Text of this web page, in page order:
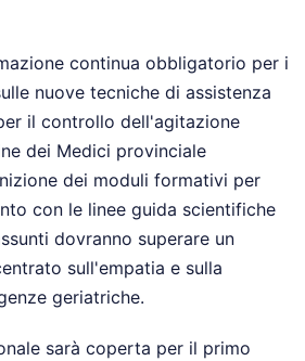
continua obbligatorio per i
nuove tecniche di assistenza
il controllo dell'agitazione
dei Medici provinciale
dei moduli formativi per
con le linee guida scientifiche
dovranno superare un
sull'empatia e sulla
geriatriche.
sarà coperta per il primo